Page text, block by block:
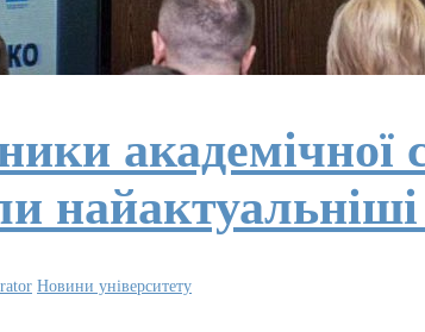
академічної
Новини університету